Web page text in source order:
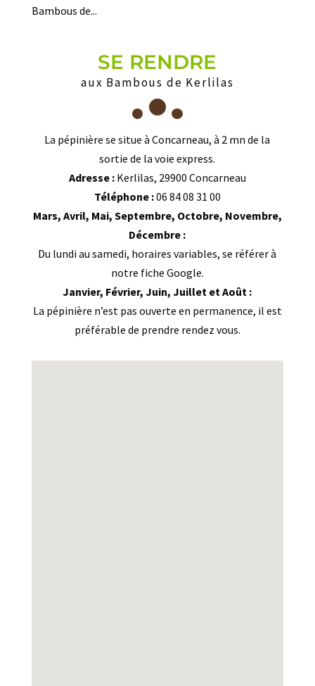
Bambous de...
SE RENDRE
aux Bambous de Kerlilas
La pépinière se situe à Concarneau, à 2 mn de la
sortie de la voie express.
Adresse :Kerlilas, 29900 Concarneau
Téléphone :06 84 08 31 00
Mars, Avril, Mai, Septembre, Octobre, Novembre,
Décembre :
Du lundi au samedi, horaires variables, se référer à
notre fiche Google.
Janvier, Février, Juin, Juillet et Août :
La pépinière n’est pas ouverte en permanence, il est
préférable de prendre rendez vous.